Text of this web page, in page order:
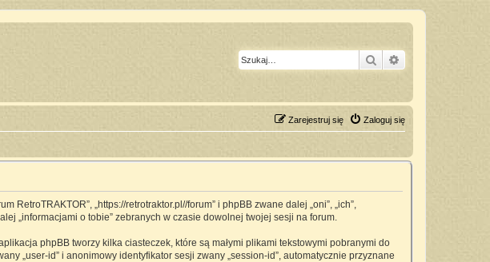
Szukaj
Zaloguj się
Zarejestruj się
RetroTRAKTOR”, „https://retrotraktor.pl//forum” i phpBB zwane dalej „oni”, „ich”,
„informacjami o tobie” zebranych w czasie dowolnej twojej sesji na forum.
phpBB tworzy kilka ciasteczek, które są małymi plikami tekstowymi pobranymi do
„user-id” i anonimowy identyfikator sesji zwany „session-id”, automatycznie przyznane